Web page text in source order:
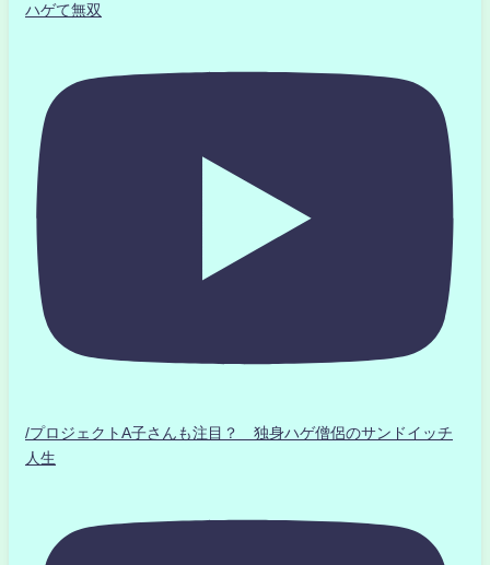
ハゲて無双
/プロジェクトA子さんも注目？ 独身ハゲ僧侶のサンドイッチ
人生